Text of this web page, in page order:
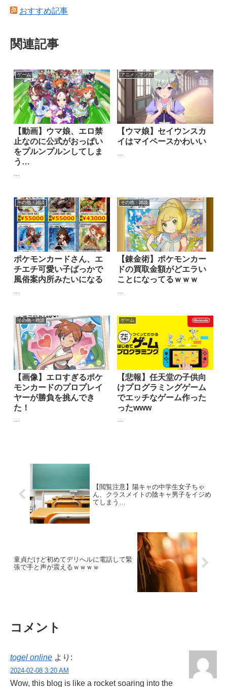
おすすめ記事
関連記事
ゲーム
【動画】ウマ娘、エロ禁
止なのに公式がおっぱい
をプルンプルンしてしま
う…
アニメ・マンガ
【ウマ娘】セイウンスカ
イはマイペースかわいい
その他・雑談
ポケモンカードさん、エ
チエチ可愛い子ばっかで
風俗案内所みたいになる
...
その他・雑談
【錬金術】ポケモンカー
ドの買取金額がどエラい
ことになってるｗｗｗ
...
その他・雑談
【画像】エロすぎるポケ
モンカードのプロプレイ
ヤーが勝負を挑んでき
た！
ゲーム
【悲報】任天堂の子供向
けプログラミングゲーム
でエッチなゲーム作った
ったwww
【閲覧注意】陽キャの中学生女子ちゃ
ん、クラスメイトの陰キャ男子をイジめ
てしまう…
童貞だけど初めてデリへルに電話して緊
張で手と声が震えるｗｗｗｗ
コメント
togel online より:
2024-02-08 3:20 AM
Wow, this blog is like a rocket soaring into the